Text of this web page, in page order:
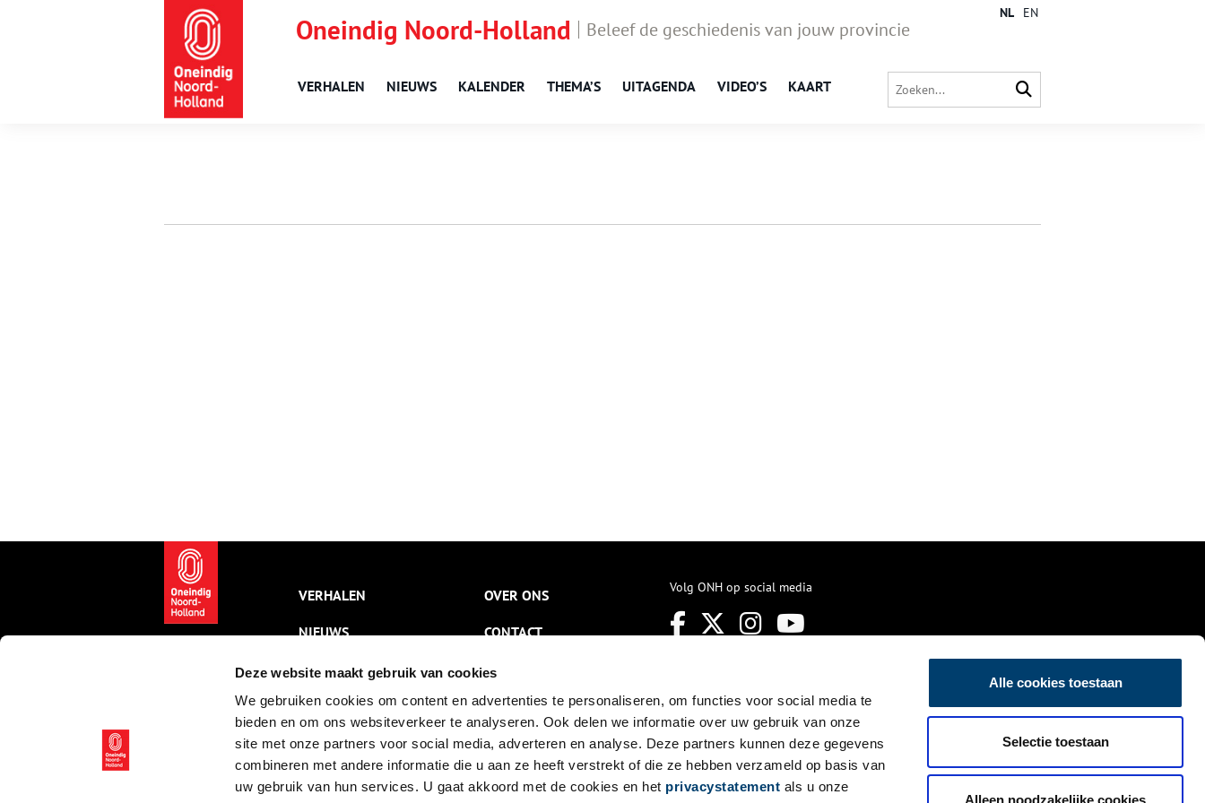
Deze website maakt gebruik van cookies
We gebruiken cookies om content en advertenties te personaliseren, om functies voor social media te
bieden en om ons websiteverkeer te analyseren. Ook delen we informatie over uw gebruik van onze
site met onze partners voor social media, adverteren en analyse. Deze partners kunnen deze gegevens
combineren met andere informatie die u aan ze heeft verstrekt of die ze hebben verzameld op basis van
uw gebruik van hun services. U gaat akkoord met de cookies en het privacystatement als u onze
Alle cookies toestaan
Selectie toestaan
Alleen noodzakelijke cookies
Oneindig Noord-Holland Beleef de geschiedenis van jouw provincie
VERHALEN NIEUWS KALENDER THEMA’S UITAGENDA VIDEO’S KAART
NL EN
VERHALEN
NIEUWS
KALENDER
THEMA’S
ACTIVITEITEN
VIDEO’S
OVER ONS
CONTACT
NIEUWSBRIEF
DISCLAIMER
PRIVACY
TOEGANKELIJKHEID
Volg ONH op social media